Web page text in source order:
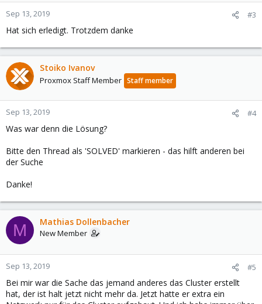
Sep 13, 2019 #3
Hat sich erledigt. Trotzdem danke
Stoiko Ivanov
Proxmox Staff Member Staff member
Sep 13, 2019 #4
Was war denn die Lösung?
Bitte den Thread als 'SOLVED' markieren - das hilft anderen bei
der Suche
Danke!
M Mathias Dollenbacher
New Member
Sep 13, 2019 #5
Bei mir war die Sache das jemand anderes das Cluster erstellt
hat, der ist halt jetzt nicht mehr da. Jetzt hatte er extra ein